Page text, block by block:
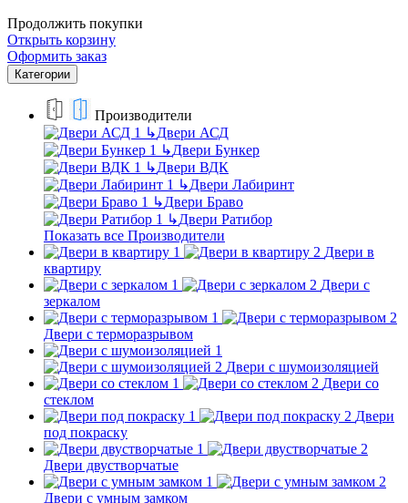
Продолжить покупки
Открыть корзину
Оформить заказ
Категории
Производители
↳Двери АСД
↳Двери Бункер
↳Двери ВДК
↳Двери Лабиринт
↳Двери Браво
↳Двери Ратибор
Показать все Производители
Двери в
квартиру
Двери с
зеркалом
Двери с терморазрывом
Двери с шумоизоляцией
Двери со
стеклом
Двери
под покраску
Двери двустворчатые
Двери с умным замком